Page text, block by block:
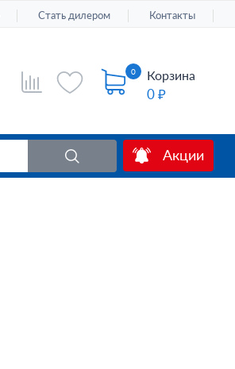
Стать дилером Контакты
0 Корзина
0 ₽
Акции